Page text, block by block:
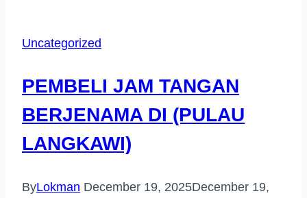
SUNWAY
Uncategorized
PEMBELI JAM TANGAN
BERJENAMA DI (PULAU
LANGKAWI)
ByLokman December 19, 2025December 19,